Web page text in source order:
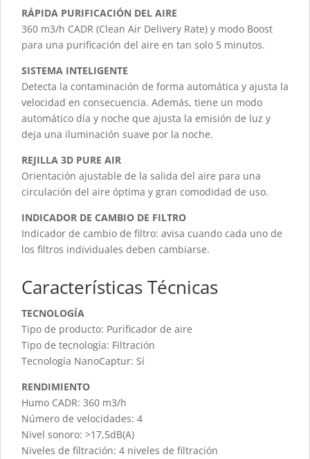
RÁPIDA PURIFICACIÓN DEL AIRE
360 m3/h CADR (Clean Air Delivery Rate) y modo Boost
para una purificación del aire en tan solo 5 minutos.
SISTEMA INTELIGENTE
Detecta la contaminación de forma automática y ajusta la
velocidad en consecuencia. Además, tiene un modo
automático día y noche que ajusta la emisión de luz y
deja una iluminación suave por la noche.
REJILLA 3D PURE AIR
Orientación ajustable de la salida del aire para una
circulación del aire óptima y gran comodidad de uso.
INDICADOR DE CAMBIO DE FILTRO
Indicador de cambio de filtro: avisa cuando cada uno de
los filtros individuales deben cambiarse.
Características Técnicas
TECNOLOGÍA
Tipo de producto: Purificador de aire
Tipo de tecnología: Filtración
Tecnología NanoCaptur: Sí
RENDIMIENTO
Humo CADR: 360 m3/h
Número de velocidades: 4
Nivel sonoro: >17,5dB(A)
Niveles de filtración: 4 niveles de filtración